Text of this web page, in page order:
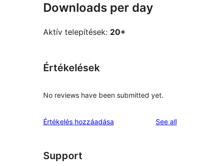
Downloads per day
Aktív telepítések: 20+
Értékelések
No reviews have been submitted yet.
Értékelés hozzáadása See allreviews
Support